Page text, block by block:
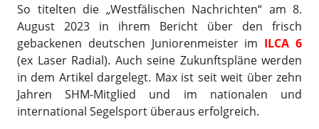
So titelten die „Westfälischen Nachrichten“ am 8.
August 2023 in ihrem Bericht über den frisch
gebackenen deutschen Juniorenmeister im ILCA 6
(ex Laser Radial). Auch seine Zukunftspläne werden
in dem Artikel dargelegt. Max ist seit weit über zehn
Jahren SHM-Mitglied und im nationalen und
international Segelsport überaus erfolgreich.